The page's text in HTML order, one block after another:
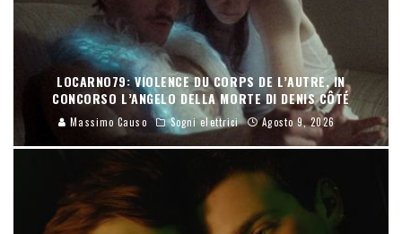
LOCARNO79: VIOLENCE DU CORPS DE L’AUTRE, IN
CONCORSO L’ANGELO DELLA MORTE DI DENIS CÔTÉ
Massimo Causo Sogni elettrici Agosto 9, 2026